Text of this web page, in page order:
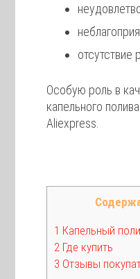
отсутствие
Особую роль в
капельного
Aliexpress.
1 Капельный
2 Где купить
3 Отзывы